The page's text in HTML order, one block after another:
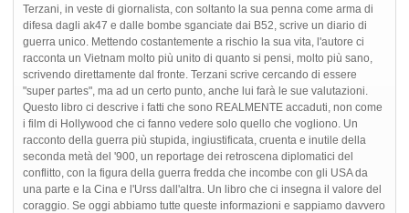
Terzani, in veste di giornalista, con soltanto la sua penna come arma di
difesa dagli ak47 e dalle bombe sganciate dai B52, scrive un diario di
guerra unico. Mettendo costantemente a rischio la sua vita, l'autore ci
racconta un Vietnam molto più unito di quanto si pensi, molto più sano,
scrivendo direttamente dal fronte. Terzani scrive cercando di essere
"super partes", ma ad un certo punto, anche lui farà le sue valutazioni.
Questo libro ci descrive i fatti che sono REALMENTE accaduti, non come
i film di Hollywood che ci fanno vedere solo quello che vogliono. Un
racconto della guerra più stupida, ingiustificata, cruenta e inutile della
seconda metà del '900, un reportage dei retroscena diplomatici del
conflitto, con la figura della guerra fredda che incombe con gli USA da
una parte e la Cina e l'Urss dall'altra. Un libro che ci insegna il valore del
coraggio. Se oggi abbiamo tutte queste informazioni e sappiamo davvero